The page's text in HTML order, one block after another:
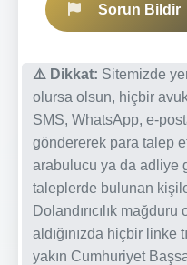
Sorun Bildir
⚠️ Dikkat: Sitemizde
olursa olsun, hiçbir
SMS, WhatsApp, e-
göndererek para talep
arabulucu ya da adliye
taleplerde bulunan
Dolandırıcılık
aldığınızda hiçbir linke
yakın Cumhuriyet